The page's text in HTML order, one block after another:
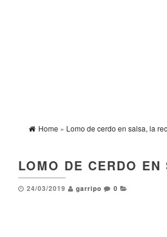
Home » Lomo de cerdo en salsa, la
LOMO DE CERDO EN
24/03/2019 garripo 0